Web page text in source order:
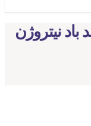
نیتروژن